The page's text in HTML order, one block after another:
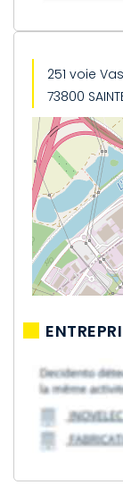
251 voie
73800